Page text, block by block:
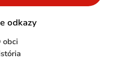
odkazy
obci